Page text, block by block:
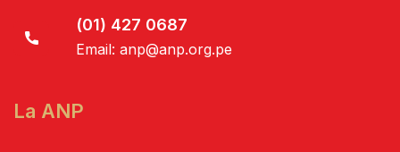
(01) 427 0687
Email: anp@anp.org.pe
La ANP